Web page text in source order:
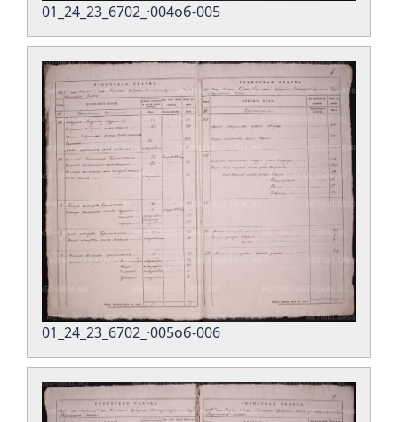
01_24_23_6702_·004об-005
01_24_23_6702_·005об-006